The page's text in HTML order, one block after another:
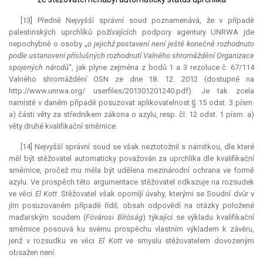
[13] Předně Nejvyšší správní soud poznamenává, že v případě
palestinských uprchlíků požívajících podpory agentury UNRWA jde
nepochybně o osoby „o jejichž postavení není ještě konečně rozhodnuto
podle ustanovení příslušných rozhodnutí Valného shromáždění Organizace
spojených národů“, jak plyne zejména z bodů 1 a 3 rezoluce č. 67/114
Valného shromáždění OSN ze dne 18. 12. 2012 (dostupné na
http://www.unrwa.org/ userfiles/201301201240.pdf). Je tak zcela
namístě v daném případě posuzovat aplikovatelnost § 15 odst. 3 písm.
a) části věty za středníkem zákona o azylu, resp. čl. 12 odst. 1 písm. a)
věty druhé kvalifikační směrnice.
[14] Nejvyšší správní soud se však neztotožnil s námitkou, dle které
měl být stěžovatel automaticky považován za uprchlíka dle kvalifikační
směrnice, pročež mu měla být udělena mezinárodní ochrana ve formě
azylu. Ve prospěch této argumentace stěžovatel odkazuje na rozsudek
ve věci El Kott. Stěžovatel však opomíjí úvahy, kterými se Soudní dvůr v
jím posuzovaném případě řídil; obsah odpovědí na otázky položené
maďarským soudem (Fövárosi Bíróság) týkající se výkladu kvalifikační
směrnice posouvá ku svému prospěchu vlastním výkladem k závěru,
jenž v rozsudku ve věci El Kottve smyslu stěžovatelem dovozeným
obsažen není.